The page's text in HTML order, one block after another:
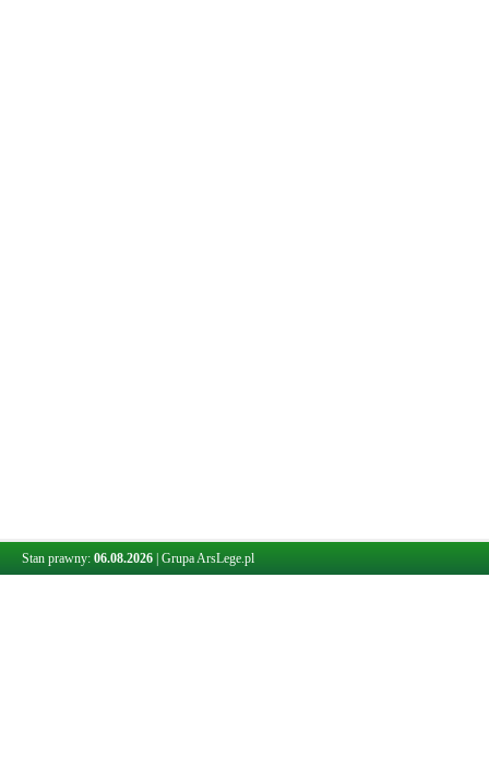
Stan prawny: 06.08.2026 Grupa ArsLege.pl